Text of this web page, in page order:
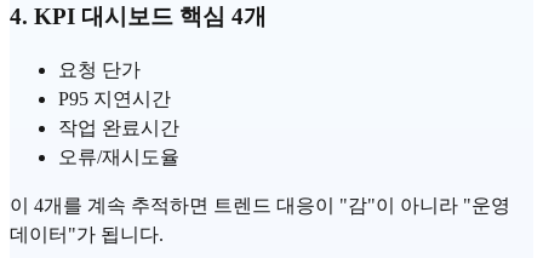
4. KPI 대시보드 핵심 4개
요청 단가
P95 지연시간
작업 완료시간
오류/재시도율
이 4개를 계속 추적하면 트렌드 대응이 "감"이 아니라 "운영
데이터"가 됩니다.